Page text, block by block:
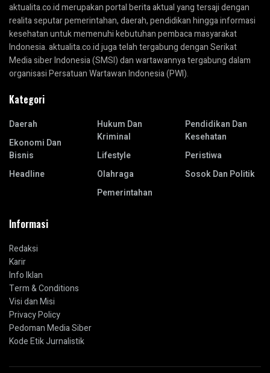
aktualita.co.id merupakan portal berita aktual yang tersaji dengan
realita seputar pemerintahan, daerah, pendidikan hingga informasi
kesehatan untuk memenuhi kebutuhan pembaca masyarakat
Indonesia. aktualita.co.id juga telah tergabung dengan Serikat
Media siber Indonesia (SMSI) dan wartawannya tergabung dalam
organisasi Persatuan Wartawan Indonesia (PWI).
Kategori
Daerah
Ekonomi Dan
Bisnis
Headline
Hukum Dan
Kriminal
Lifestyle
Olahraga
Pemerintahan
Pendidikan Dan
Kesehatan
Peristiwa
Sosok Dan Politik
Informasi
Redaksi
Karir
Info Iklan
Term & Conditions
Visi dan Misi
Privacy Policy
Pedoman Media Siber
Kode Etik Jurnalistik